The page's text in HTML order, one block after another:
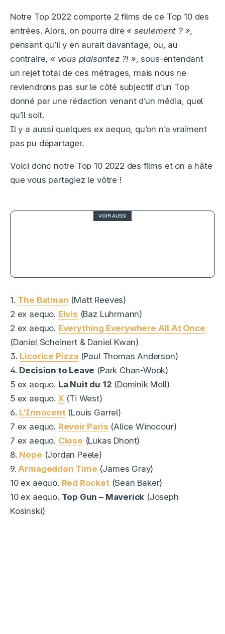
Notre Top 2022 comporte 2 films de ce Top 10 des
entrées. Alors, on pourra dire « seulement ? »,
pensant qu’il y en aurait davantage, ou, au
contraire, « vous plaisantez ?! », sous-entendant
un rejet total de ces métrages, mais nous ne
reviendrons pas sur le côté subjectif d’un Top
donné par une rédaction venant d’un média, quel
qu’il soit.
Il y a aussi quelques ex aequo, qu’on n’a vraiment
pas pu départager.
Voici donc notre Top 10 2022 des films et on a hâte
que vous partagiez le vôtre !
VOIR AUSSI
1. The Batman (Matt Reeves)
2 ex aequo. Elvis (Baz Luhrmann)
2 ex aequo. Everything Everywhere All At Once
(Daniel Scheinert & Daniel Kwan)
3. Licorice Pizza (Paul Thomas Anderson)
4. Decision to Leave (Park Chan-Wook)
5 ex aequo. La Nuit du 12 (Dominik Moll)
5 ex aequo. X (Ti West)
6. L’Innocent (Louis Garrel)
7 ex aequo. Revoir Paris (Alice Winocour)
7 ex aequo. Close (Lukas Dhont)
8. Nope (Jordan Peele)
9. Armageddon Time (James Gray)
10 ex aequo. Red Rocket (Sean Baker)
10 ex aequo. Top Gun – Maverick (Joseph
Kosinski)